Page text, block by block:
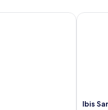
Ibis
Ibis
Ibis